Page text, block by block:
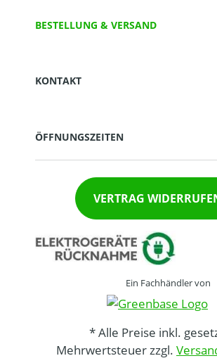
BESTELLUNG & VERSAND
KONTAKT
ÖFFNUNGSZEITEN
VERTRAG
Ein Fachhändler von
* Alle Preise inkl.
Mehrwertsteuer zzgl.